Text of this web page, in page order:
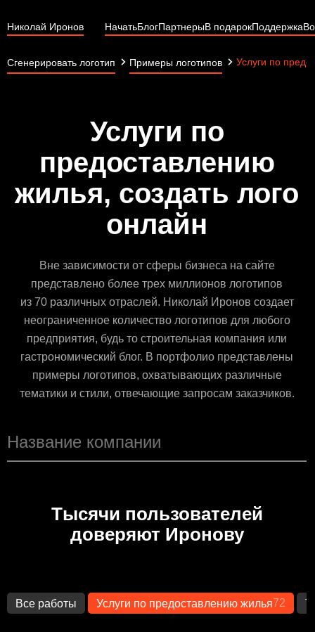
Николай Иронов НачатьБлогПартнерыВ подарокПоддержка
Сгенерировать логотип Примеры логотипов Услуги по
Услуги по
предоставлению
жилья, создать лого
онлайн
Вне зависимости от сферы бизнеса на сайте
представлено более трех миллионов логотипов
из 70 различных отраслей. Николай Иронов создает
неограниченное количество логотипов для любого
предприятия, будь то строительная компания или
гастрономический блог. В портфолио представлены
примеры логотипов, охватывающих различные
тематики и стили, отвечающие запросам заказчиков.
Тысячи пользователей
доверяют Иронову
Все работы Услуги по предоставлению жилья72